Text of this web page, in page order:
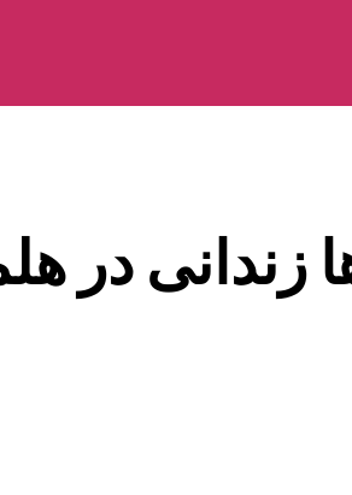
زندانی در